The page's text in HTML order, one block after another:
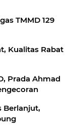
TMMD 129
Kualitas Rabat
Prada Ahmad
Berlanjut,